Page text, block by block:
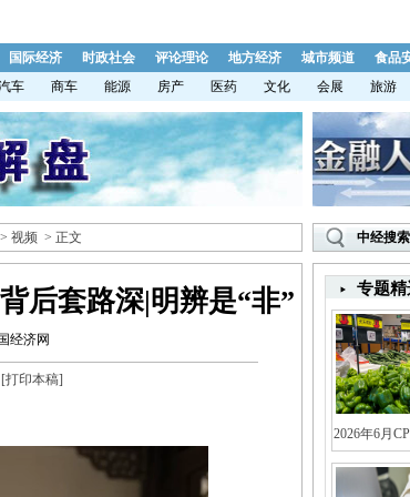
国际经济 时政社会 评论理论 地方经济 城市频道 食品
车 商车 能源 房产 医药 文化 会展 旅游
> 视频 > 正文 中经搜索
后套路深|明辨是“非”
经济网
[打印本稿]
专题精
2026年6月